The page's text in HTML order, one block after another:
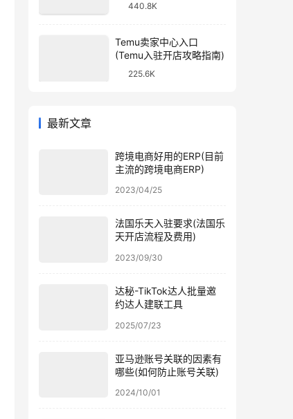
440.8K
Temu卖家中心入口
(Temu入驻开店攻略指南)
225.6K
最新文章
跨境电商好用的ERP(目前
主流的跨境电商ERP)
2023/04/25
法国乐天入驻要求(法国乐
天开店流程及费用)
2023/09/30
达秘-TikTok达人批量邀
约达人建联工具
2025/07/23
亚马逊账号关联的因素有
哪些(如何防止账号关联)
2024/10/01